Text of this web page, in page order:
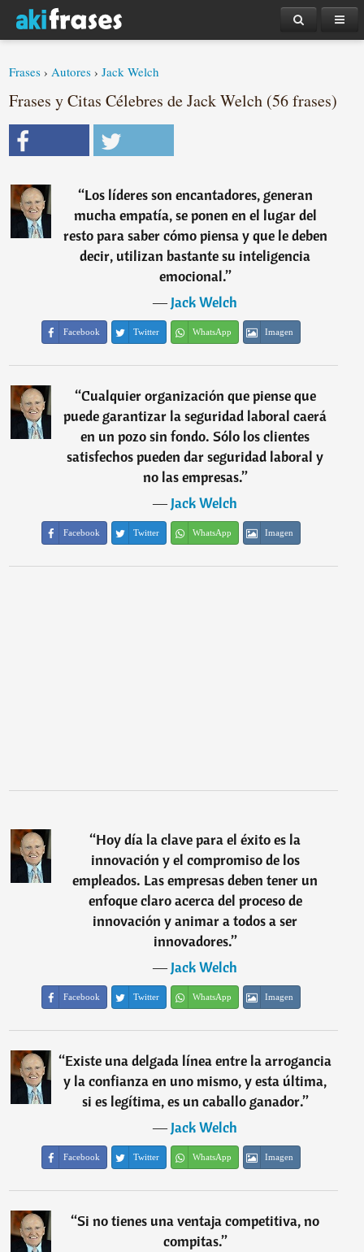
Frases ›Autores ›Jack Welch
Frases y Citas Célebres de Jack Welch (56 frases)
“Los líderes son encantadores, generan
mucha empatía, se ponen en el lugar del
resto para saber cómo piensa y que le deben
decir, utilizan bastante su inteligencia
emocional.”
―Jack Welch
Facebook Twitter WhatsApp Imagen
“Cualquier organización que piense que
puede garantizar la seguridad laboral caerá
en un pozo sin fondo. Sólo los clientes
satisfechos pueden dar seguridad laboral y
no las empresas.”
―Jack Welch
Facebook Twitter WhatsApp Imagen
“Hoy día la clave para el éxito es la
innovación y el compromiso de los
empleados. Las empresas deben tener un
enfoque claro acerca del proceso de
innovación y animar a todos a ser
innovadores.”
―Jack Welch
Facebook Twitter WhatsApp Imagen
“Existe una delgada línea entre la arrogancia
y la confianza en uno mismo, y esta última,
si es legítima, es un caballo ganador.”
―Jack Welch
Facebook Twitter WhatsApp Imagen
“Si no tienes una ventaja competitiva, no
compitas.”